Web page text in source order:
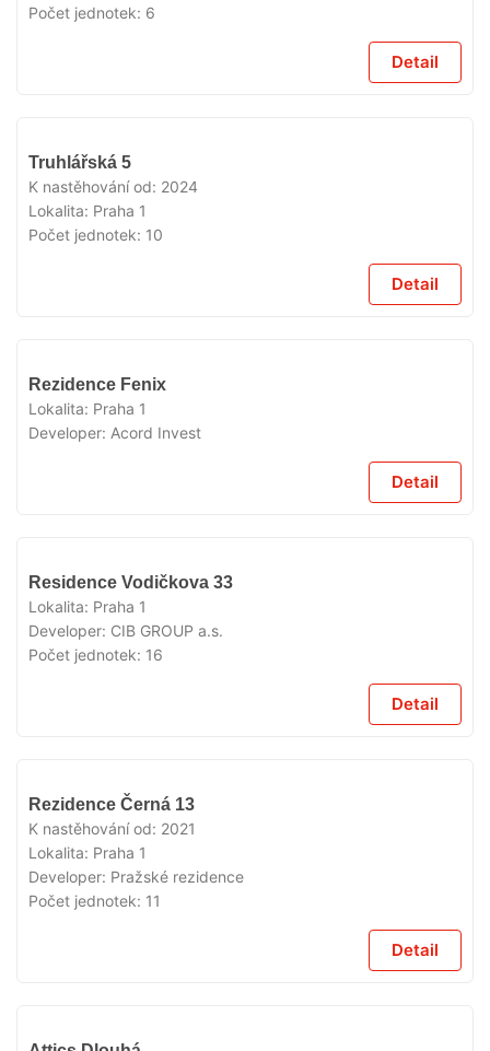
Počet jednotek: 6
Detail
Truhlářská 5
K nastěhování od: 2024
Lokalita: Praha 1
Počet jednotek: 10
Detail
Rezidence Fenix
Lokalita: Praha 1
Developer: Acord Invest
Detail
Residence Vodičkova 33
Lokalita: Praha 1
Developer: CIB GROUP a.s.
Počet jednotek: 16
Detail
Rezidence Černá 13
K nastěhování od: 2021
Lokalita: Praha 1
Developer: Pražské rezidence
Počet jednotek: 11
Detail